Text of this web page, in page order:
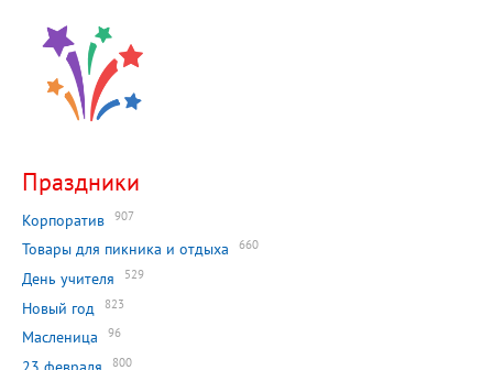
Праздники
Корпоратив 907
Товары для пикника и отдыха 660
День учителя 529
Новый год 823
Масленица 96
800